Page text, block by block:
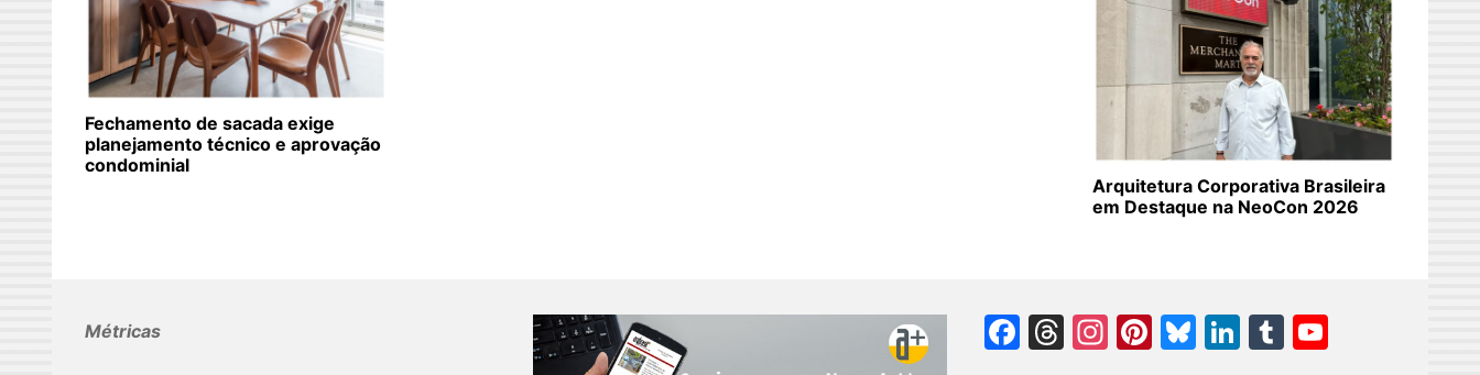
Fechamento de sacada exige
planejamento técnico e aprovação
condominial
Arquitetura Corporativa Brasileira
em Destaque na NeoCon 2026
Métricas Facebook
Threads
Instagram
Pinterest
Bluesky
LinkedIn
Tumblr